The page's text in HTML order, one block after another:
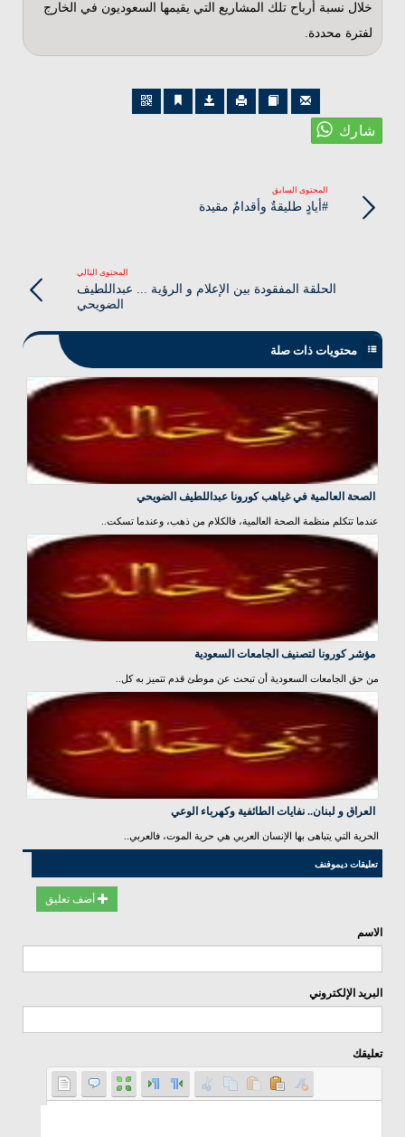
خلال نسبة أرباح تلك المشاريع التي يقيمها السعوديون في الخارج
لفترة محددة.
المحتوى السابق
#أيادٍ طليقةٌ وأقدامٌ مقيدة
المحتوى التالي
الحلقة المفقودة بين الإعلام و الرؤية ... عبداللطيف
الضويحي
محتويات ذات صلة
الصحة العالمية في غياهب كورونا عبداللطيف الضويحي
عندما تتكلم منظمة الصحة العالمية، فالكلام من ذهب، وعندما تسكت..
مؤشر كورونا لتصنيف الجامعات السعودية
من حق الجامعات السعودية أن تبحث عن موطئ قدم تتميز به كل..
العراق و لبنان.. نفايات الطائفية وكهرباء الوعي
الحرية التي يتباهى بها الإنسان العربي هي حرية الموت، فالعربي..
تعليقات ديموفنف
أضف تعليق
الاسم
البريد الإلكتروني
تعليقك